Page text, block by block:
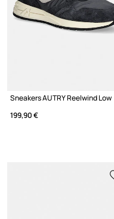
Sneakers AUTRY Reelwind Low
199,90 €